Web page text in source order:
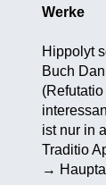
Werke
Hippolyt
Buch
ist nur in
Traditio
→